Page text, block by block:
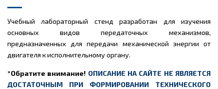
Учебный лабораторный стенд разработан для изучения
основных видов передаточных механизмов,
предназначенных для передачи механической энергии от
двигателя к исполнительному органу.
*Обратите внимание! ОПИСАНИЕ НА САЙТЕ НЕ ЯВЛЯЕТСЯ
ДОСТАТОЧНЫМ ПРИ ФОРМИРОВАНИИ ТЕХНИЧЕСКОГО